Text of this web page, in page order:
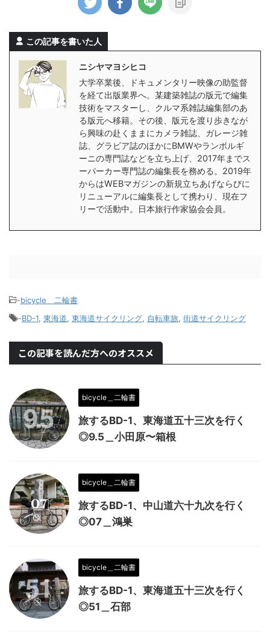
この記事を書いた人
ニシヤマヨシヒコ
大学卒業後、ドキュメンタリー映像の助監督
を経て出版業界へ。某建築雑誌の版元で編集
技術をマスターし、クルマ系雑誌編集部のあ
る版元へ移籍。その後、版元を渡り歩きなが
ら興味の赴くままにカメラ雑誌、ガレージ雑
誌、グラビア誌のほかにBMWやランボルギ
ーニの専門誌などを立ち上げ、2017年までス
ーパーカー専門誌の編集長を務める。2019年
からはWEBマガジンの新規立ちあげならびに
リニューアルに編集長として携わり、現在フ
リーで活動中。日本旅行作家協会会員。
-bicycle＿二輪書
-BD-1, 東海道, 東海道サイクリング, 自転車旅, 街道サイクリング
この記事を読んだ方へのオススメ
bicycle＿二輪書
旅するBD-1、東海道五十三次を行く
◎9.5＿小田原〜箱根
bicycle＿二輪書
旅するBD-1、中山道六十九次を行く
◎07＿鴻巣
bicycle＿二輪書
旅するBD-1、東海道五十三次を行く
◎51＿石部